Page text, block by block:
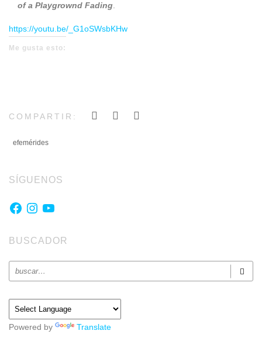
of a Playgrownd Fading
https://youtu.be/_G1oSWsbKHw
Me gusta esto:
COMPARTIR:
efemérides
SÍGUENOS
Facebook
Instagram
YouTube
BUSCADOR
Powered by Translate